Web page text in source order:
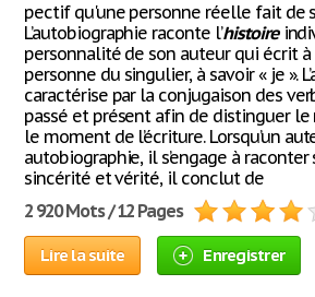
pectif qu'une personne réelle fait de
L’autobiographie raconte l’histoire
personnalité de son auteur qui écrit
personne du singulier, à savoir « je ».
caractérise par la conjugaison des
passé et présent afin de distinguer
le moment de l’écriture. Lorsqu’un
autobiographie, il s’engage à raconter
sincérité et vérité, il conclut de
2 920 Mots / 12 Pages
Lire la suite Enregistrer